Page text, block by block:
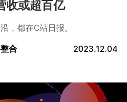
收或超百亿
，都在C站日报。
合 2023.12.04